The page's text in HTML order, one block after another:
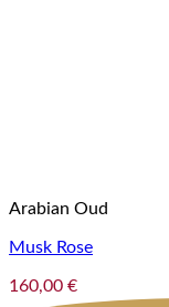
Arabian Oud
Musk Rose
160,00 €